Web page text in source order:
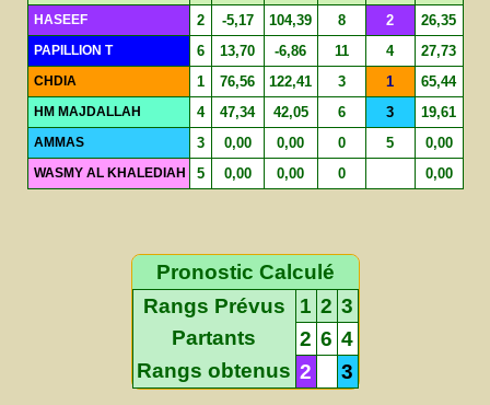
HASEEF 2 -5,17 104,39 8 2 26,35
PAPILLION T 6 13,70 -6,86 11 4 27,73
CHDIA 1 76,56 122,41 3 1 65,44
HM MAJDALLAH 4 47,34 42,05 6 3 19,61
AMMAS 3 0,00 0,00 0 5 0,00
WASMY AL KHALEDIAH 5 0,00 0,00 0 0,00
Pronostic Calculé
Rangs Prévus
1 2 3
Partants
2 6 4
Rangs obtenus 2 3